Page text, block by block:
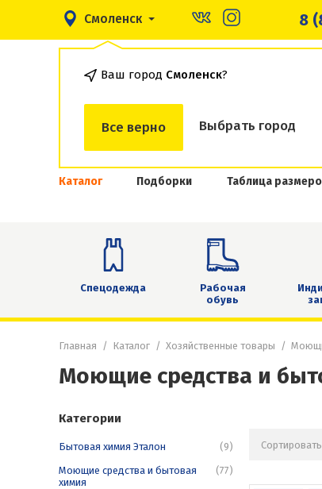
Смоленск
Ваш город Смоленск?
Все верно Выбрать город
8
Каталог Подборки Таблица
Спецодежда
Рабочая
обувь
Главная Каталог Хозяйственные товары
Моющие средства и
Категории
Бытовая химия Эталон
(9)
Моющие средства и бытовая
химия
(77)